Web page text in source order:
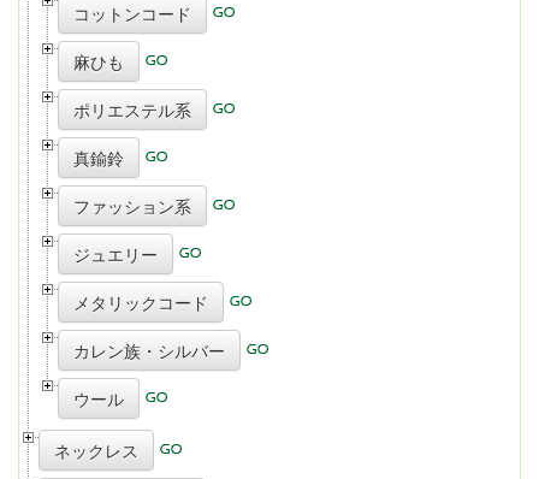
コットンコード
麻ひも
ポリエステル系
真鍮鈴
ファッション系
ジュエリー
メタリックコード
カレン族・シルバー
ウール
ネックレス